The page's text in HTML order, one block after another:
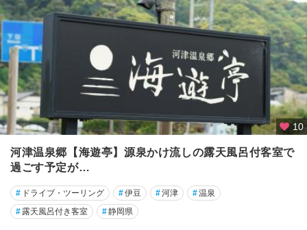
10
河津温泉郷【海遊亭】源泉かけ流しの露天風呂付客室で
過ごす予定が…
# ドライブ・ツーリング #伊豆 #河津 #温泉
# 露天風呂付き客室 #静岡県